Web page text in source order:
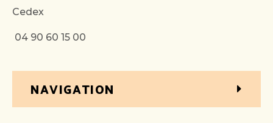
Cedex
04 90 60 15 00
NAVIGATION